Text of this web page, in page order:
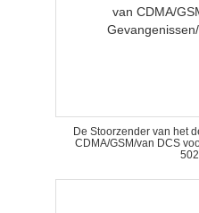
De Stoorzender van het
CDMA/GSM/van DCS